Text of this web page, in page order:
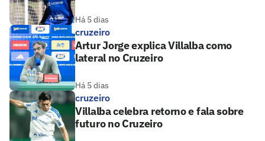
Há 5 dias
cruzeiro
Artur Jorge explica Villalba como
lateral no Cruzeiro
Há 5 dias
cruzeiro
Villalba celebra retorno e fala sobre
futuro no Cruzeiro